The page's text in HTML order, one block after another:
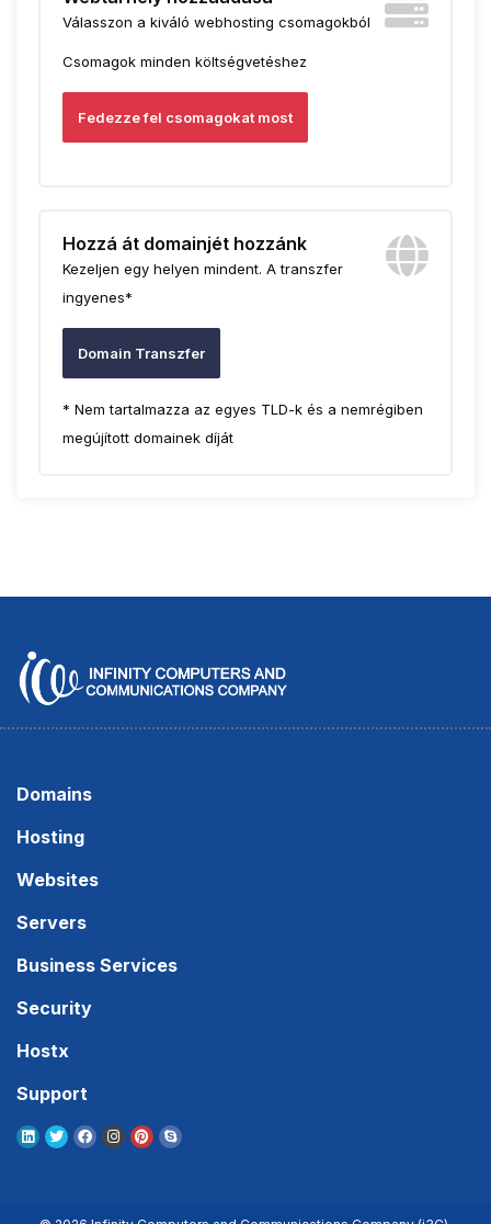
Válasszon a kiváló webhosting csomagokból
Csomagok minden költségvetéshez
Fedezze fel csomagokat most
Hozzá át domainjét hozzánk
Kezeljen egy helyen mindent. A transzfer
ingyenes*
Domain Transzfer
* Nem tartalmazza az egyes TLD-k és a nemrégiben
megújított domainek díját
Domains
Hosting
Websites
Servers
Business Services
Security
Hostx
Support